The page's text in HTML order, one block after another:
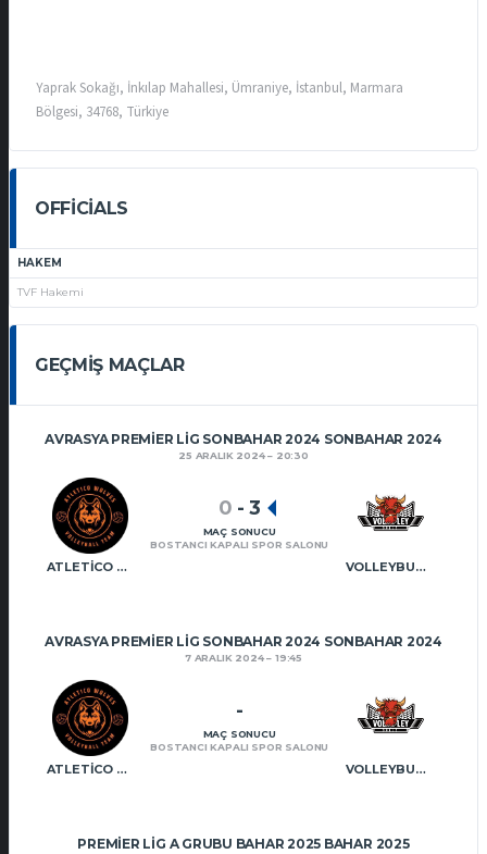
Yaprak Sokağı, İnkılap Mahallesi, Ümraniye, İstanbul, Marmara
Bölgesi, 34768, Türkiye
OFFICIALS
HAKEM
TVF Hakemi
GEÇMIŞ MAÇLAR
AVRASYA PREMIER LIG SONBAHAR 2024 SONBAHAR 2024
25 ARALIK 2024 20:30
ATLETICO WOLVES VT VOLLEYBULLS VT
0 - 3
MAÇ SONUCU
BOSTANCI KAPALI SPOR SALONU
AVRASYA PREMIER LIG SONBAHAR 2024 SONBAHAR 2024
7 ARALIK 2024 19:45
ATLETICO WOLVES VT VOLLEYBULLS VT
-
MAÇ SONUCU
BOSTANCI KAPALI SPOR SALONU
PREMIER LIG A GRUBU BAHAR 2025 BAHAR 2025